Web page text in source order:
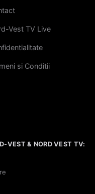
Vest TV Live
si Conditii
VEST & NORD VEST TV: